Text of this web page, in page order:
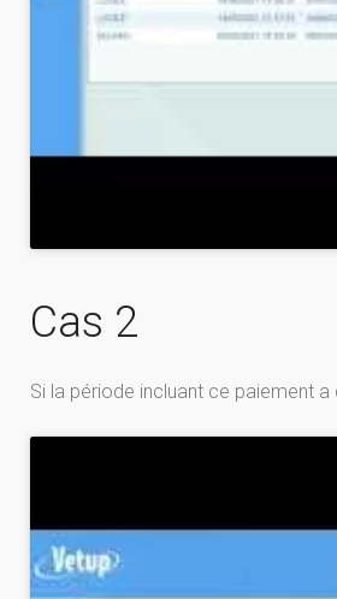
Cas 2
Si la période incluant ce paiement